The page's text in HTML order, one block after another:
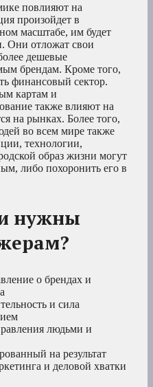
повлияют на
произойдет в
масштабе, им будет
Они отложат свои
дешевые
брендам. Кроме того,
финансовый сектор.
картам и
также влияют на
на рынках. Более того,
во всем мире также
технологии,
образ жизни могут
либо похоронить его в
нужны
о брендах и
и сила
людьми и
на результат
и деловой хватки